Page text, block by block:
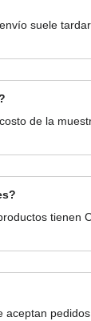
suele
de la
tienen
aceptan